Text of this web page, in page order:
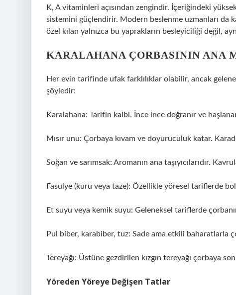
K, A vitaminleri açısından zengindir. İçeriğindeki
sistemini güçlendirir. Modern beslenme uzmanları da
özel kılan yalnızca bu yaprakların besleyiciliği değil,
KARALAHANA ÇORBASININ ANA
Her evin tarifinde ufak farklılıklar olabilir, ancak
şöyledir:
Karalahana: Tarifin kalbi. İnce ince doğranır ve
Mısır unu: Çorbaya kıvam ve doyuruculuk katar.
Soğan ve sarımsak: Aromanın ana taşıyıcılarıdır.
Fasulye (kuru veya taze): Özellikle yöresel tariflerde
Et suyu veya kemik suyu: Geleneksel tariflerde
Pul biber, karabiber, tuz: Sade ama etkili baharatlarla
Tereyağı: Üstüne gezdirilen kızgın tereyağı çorbaya
Yöreden Yöreye Değişen Tatlar